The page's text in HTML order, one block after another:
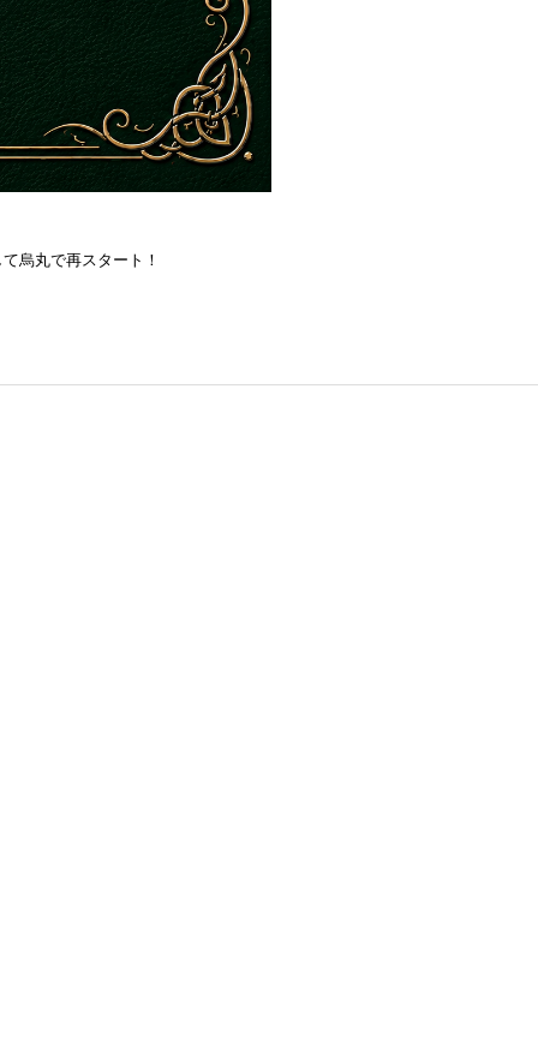
烏丸で再スタート！